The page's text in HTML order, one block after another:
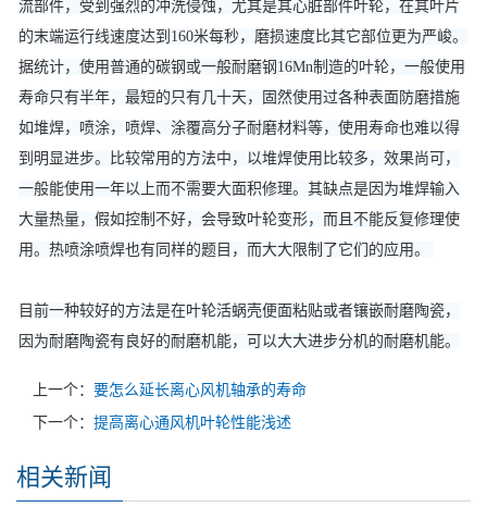
流部件，受到强烈的冲洗侵蚀，尤其是其心脏部件叶轮，在其叶片
的末端运行线速度达到160米每秒，磨损速度比其它部位更为严峻。
据统计，使用普通的碳钢或一般耐磨钢16Mn制造的叶轮，一般使用
寿命只有半年，最短的只有几十天，固然使用过各种表面防磨措施
如堆焊，喷涂，喷焊、涂覆高分子耐磨材料等，使用寿命也难以得
到明显进步。比较常用的方法中，以堆焊使用比较多，效果尚可，
一般能使用一年以上而不需要大面积修理。其缺点是因为堆焊输入
大量热量，假如控制不好，会导致叶轮变形，而且不能反复修理使
用。热喷涂喷焊也有同样的题目，而大大限制了它们的应用。
目前一种较好的方法是在叶轮活蜗壳便面粘贴或者镶嵌耐磨陶瓷，
因为耐磨陶瓷有良好的耐磨机能，可以大大进步分机的耐磨机能。
上一个： 要怎么延长离心风机轴承的寿命
下一个： 提高离心通风机叶轮性能浅述
相关新闻